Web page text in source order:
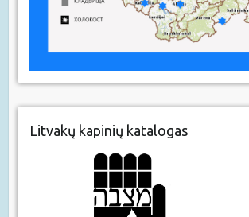
Litvakų kapinių katalogas